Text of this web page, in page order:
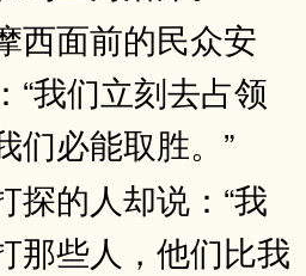
西面前的民众安
“我们立刻去占领
们必能取胜。”
探的人却说：“我
那些人，他们比我